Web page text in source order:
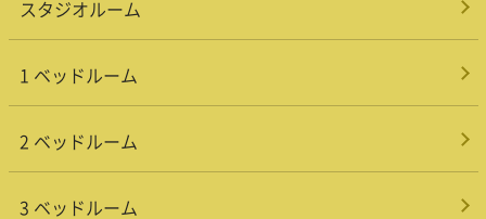
スタジオルーム
1 ベッドルーム
2 ベッドルーム
3 ベッドルーム